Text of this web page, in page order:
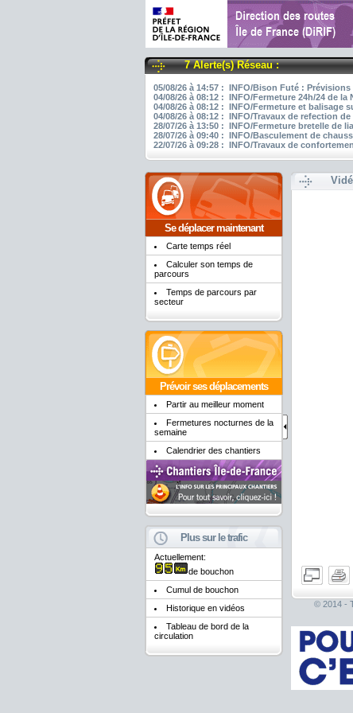
7 Alerte(s) Réseau :
05/08/26 à 14:57 : INFO/Bison Futé :
04/08/26 à 08:12 : INFO/Fermeture 24h/24 de
04/08/26 à 08:12 : INFO/Fermeture et balisage
04/08/26 à 08:12 : INFO/Travaux de refection
28/07/26 à 13:50 : INFO/Fermeture bretelle de
28/07/26 à 09:40 : INFO/Basculement de
22/07/26 à 09:28 : INFO/Travaux de
Se déplacer maintenant
Carte temps réel
Calculer son temps de
parcours
Temps de parcours par
secteur
Prévoir ses déplacements
Partir au meilleur moment
Fermetures nocturnes de la
semaine
Calendrier des chantiers
Plus sur le trafic
Actuellement:
de bouchon
Cumul de bouchon
Historique en vidéos
Tableau de bord de la
circulation
© 2014 -